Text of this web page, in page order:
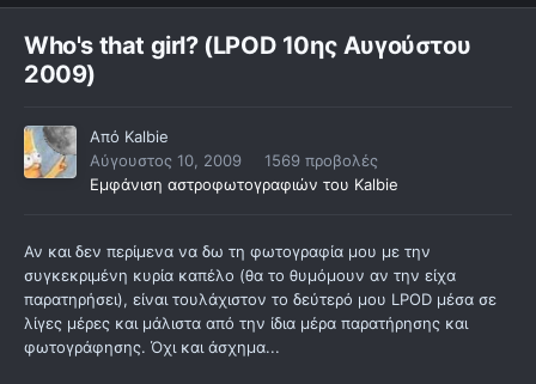
Who's that girl? (LPOD 10ης Αυγούστου
2009)
Από Kalbie
Αύγουστος 10, 2009
1569 προβολές
Εμφάνιση αστροφωτογραφιών του Kalbie
Αν και δεν περίμενα να δω τη φωτογραφία μου με την
συγκεκριμένη κυρία καπέλο (θα το θυμόμουν αν την είχα
παρατηρήσει), είναι τουλάχιστον το δεύτερό μου LPOD μέσα σε
λίγες μέρες και μάλιστα από την ίδια μέρα παρατήρησης και
φωτογράφησης. Όχι και άσχημα...